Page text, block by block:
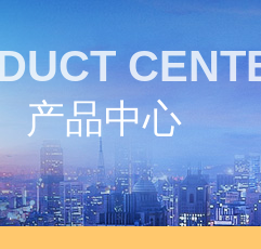
产品中心